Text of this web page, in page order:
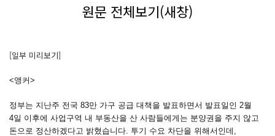
원문 전체보기(새창)
[일부 미리보기]
<앵커>
정부는 지난주 전국 83만 가구 공급 대책을 발표하면서 발표일인 2월
4일 이후에 사업구역 내 부동산을 산 사람들에게는 분양권을 주지 않고
돈으로 정산하겠다고 밝혔습니다. 투기 수요 차단을 위해서인데,